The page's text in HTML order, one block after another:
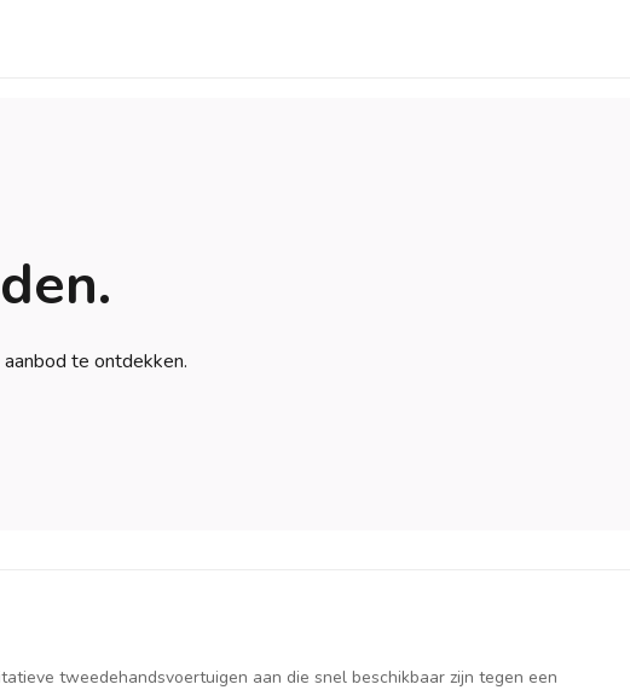
te ontdekken.
tweedehandsvoertuigen aan die snel beschikbaar zijn tegen een